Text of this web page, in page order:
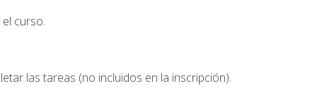
curso.
las tareas (no incluidos en la inscripción).